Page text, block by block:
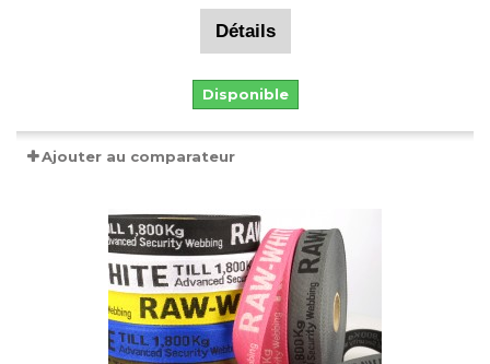
Détails
Disponible
Ajouter au comparateur